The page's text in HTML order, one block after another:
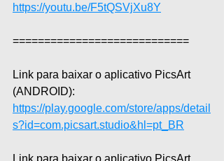
https://youtu.be/F5tQSVjXu8Y
============================
Link para baixar o aplicativo PicsArt
(ANDROID):
https://play.google.com/store/apps/detail
s?id=com.picsart.studio&hl=pt_BR
Link para baixar o aplicativo PicsArt